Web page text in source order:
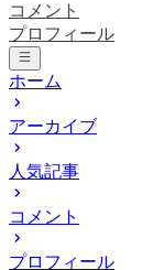
コメント
プロフィール
ホーム
アーカイブ
人気記事
コメント
プロフィール